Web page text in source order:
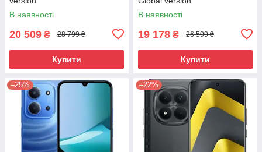
В наявності
20 509 ₴ 28 799 ₴
Купити
В наявності
19 178 ₴ 26 599 ₴
Купити
–25% –22%